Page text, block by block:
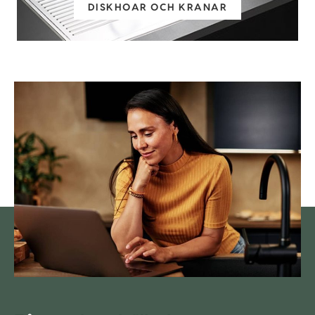
DISKHOAR OCH KRANAR